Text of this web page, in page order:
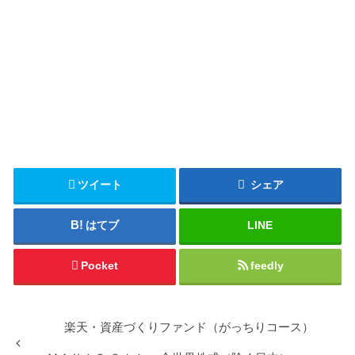
ツイート シェア
はてブ LINE
Pocket feedly
楽天・資産づくりファンド（がっちりコース）